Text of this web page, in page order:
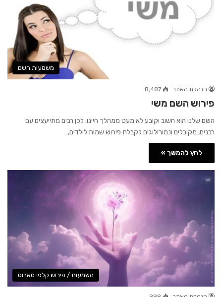
משמעות השם
הנהלת האתר 8,487
פירוש השם משי
השם שלנו הוא חשוב וקובע לא מעט ממהלך חיינו. לכן רבים מתייעצים עם
רבנים, מקובלים ונמורולוגים לקבלת פירוש שמות לילדים,…
לחץ להמשך »
משמעות / פירוש קלפי טארוט